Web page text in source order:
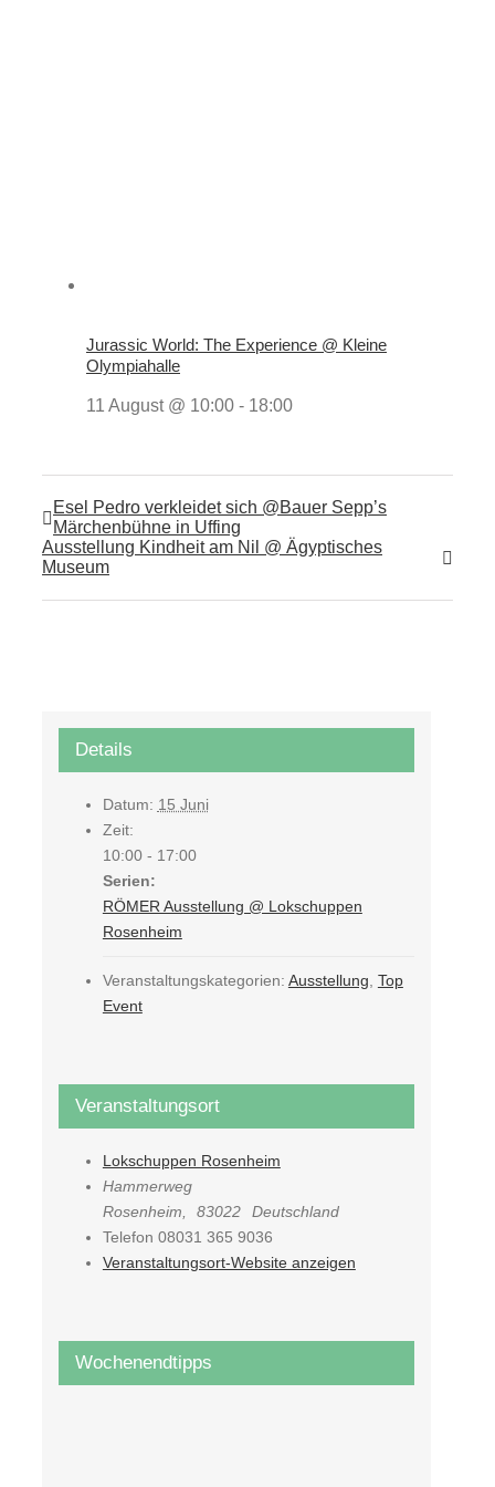
Jurassic World: The Experience @ Kleine
Olympiahalle
11 August @ 10:00 - 18:00
Esel Pedro verkleidet sich @Bauer Sepp’s
Märchenbühne in Uffing
Ausstellung Kindheit am Nil @ Ägyptisches
Museum
Details
Datum: 15 Juni
Zeit:
10:00 - 17:00
Serien:
RÖMER Ausstellung @ Lokschuppen
Rosenheim
Veranstaltungskategorien: Ausstellung Top
Event
Veranstaltungsort
Lokschuppen Rosenheim
Hammerweg
Rosenheim
83022
Deutschland
Telefon 08031 365 9036
Veranstaltungsort-Website anzeigen
Wochenendtipps